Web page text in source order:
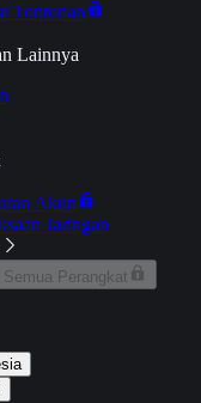
Tontonan
Lainnya
Akun
Jaringan
Semua Perangkat